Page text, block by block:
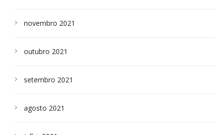
novembro 2021
outubro 2021
setembro 2021
agosto 2021